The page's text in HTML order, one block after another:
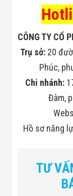
CÔNG TY CỔ
Trụ sở: 20
Phúc,
Chi nhánh:
Đàm,
Hồ sơ năng
TƯ